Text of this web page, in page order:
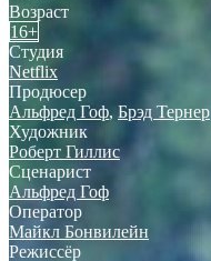
Возраст
16+
Студия
Netflix
Продюсер
Альфред Гоф, Брэд Тернер
Художник
Роберт Гиллис
Сценарист
Альфред Гоф
Оператор
Майкл Бонвилейн
Режиссёр